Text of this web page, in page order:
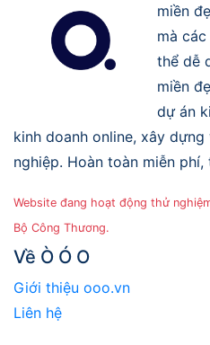
miền
mà
thể dễ
miền
dự án
kinh doanh online, xây
nghiệp. Hoàn toàn miễn
Website đang hoạt động thử
Bộ Công Thương.
Về Ò Ó O
Giới thiệu ooo.vn
Liên hệ